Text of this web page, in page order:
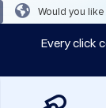
Would you
Every click